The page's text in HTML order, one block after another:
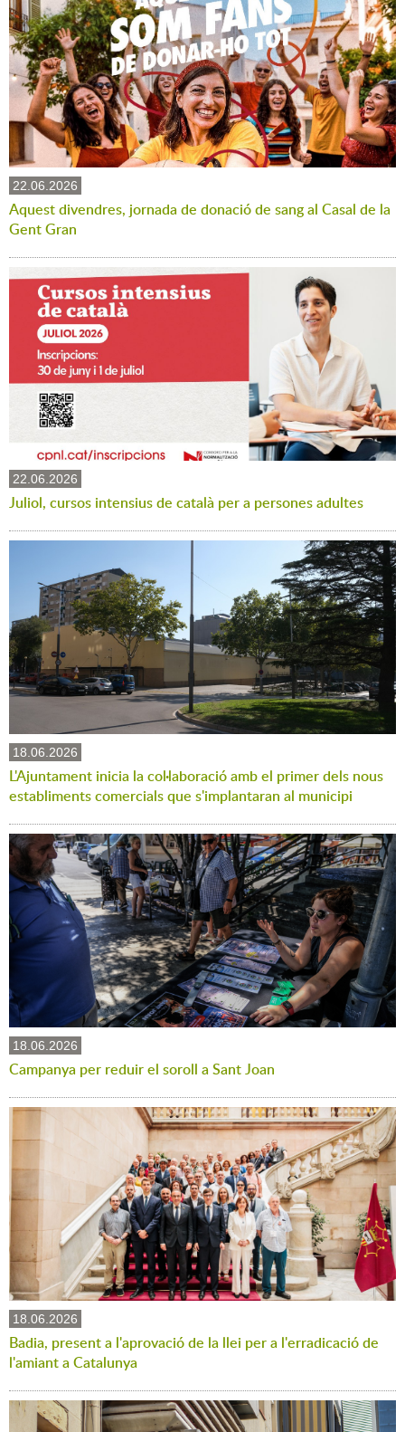
22.06.2026
Aquest divendres, jornada de donació de sang al Casal de la
Gent Gran
22.06.2026
Juliol, cursos intensius de català per a persones adultes
18.06.2026
L'Ajuntament inicia la col·laboració amb el primer dels nous
establiments comercials que s'implantaran al municipi
18.06.2026
Campanya per reduir el soroll a Sant Joan
18.06.2026
Badia, present a l'aprovació de la llei per a l'erradicació de
l'amiant a Catalunya